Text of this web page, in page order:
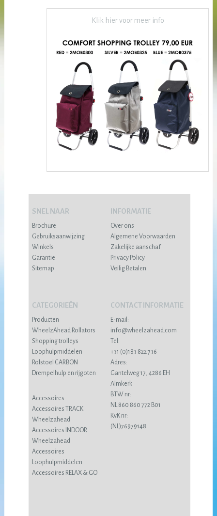
Klik hier voor meer info
SNEL NAAR
Brochure
Gebruiksaanwijzing
Winkels
Garantie
Sitemap
INFORMATIE
Over ons
Algemene Voorwaarden
Zakelijke aanschaf
Privacy Policy
Veilig Betalen
CATEGORIEËN
Producten
WheelzAhead Rollators
Shopping trolleys
Loophulpmiddelen
Rolstoel CARBON
Drempelhulp en rijgoten
Accessoires
Accessoires TRACK
Wheelzahead
Accessoires INDOOR
Wheelzahead
Accessoires
Loophulpmiddelen
Accessoires RELAX & GO
CONTACT INFORMATIE
E-mail:
info@wheelzahead.com
Tel:
+31 (0)183 822 736
Adres:
Gantelweg 17, 4286 EH
Almkerk
BTW nr:
NL 860 860 772 B01
KvK nr:
(NL)76979148